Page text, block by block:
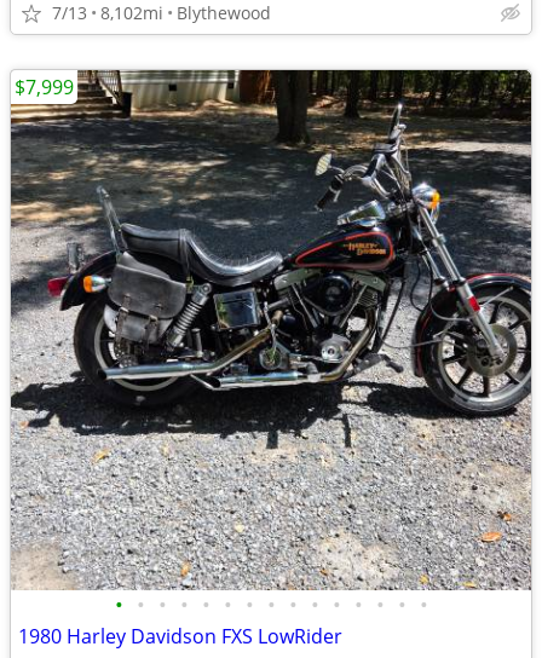
7/13 8,102mi Blythewood
• • • • • • • • • • • • • • •
1980 Harley Davidson FXS LowRider
$7,999